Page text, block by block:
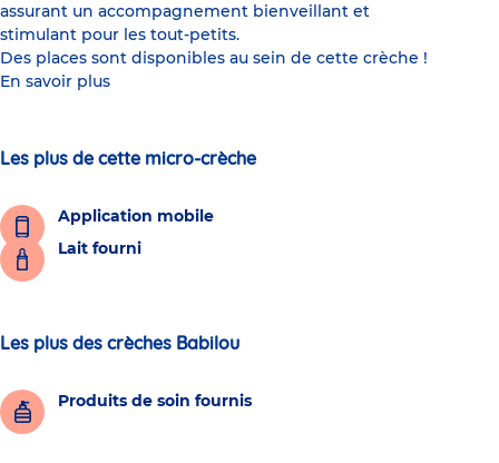
assurant un accompagnement bienveillant et
stimulant pour les tout-petits.
Des places sont disponibles au sein de cette crèche !
En savoir plus
Les plus de cette micro-crèche
Application mobile
Lait fourni
Les plus des crèches Babilou
Produits de soin fournis